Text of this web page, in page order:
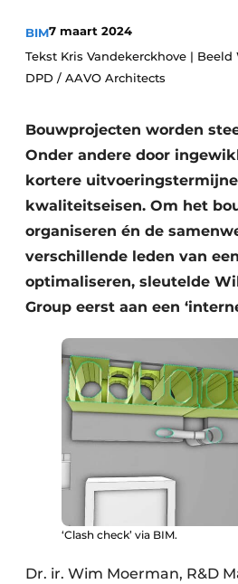
Vacatures
Video’s
Bedrijven
Bedrijven
Contact
Beton & Staalbouw
Brandveiligheid
BIM
Evenementen
Dak & Gevel
Houtbouw
Interieurarchitectuur
Keukens
Renovatie
Software
Toegangscontrole
Veiligheid & Opleiding
BIM7 maart 2024
Tekst Kris Vandekerckhove |
DPD / AAVO Architects
Bouwprojecten worden
Onder andere door
kortere
kwaliteitseisen. Om het
organiseren én de
verschillende leden van
optimaliseren, sleutelde
Group eerst aan een
‘Clash check’ via BIM.
Dr. ir. Wim Moerman, R&D